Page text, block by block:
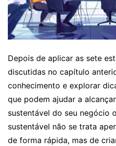
Depois de aplicar as sete
discutidas no capítulo
conhecimento e explorar
que podem ajudar a
sustentável do seu negócio
sustentável não se trata
de forma rápida, mas de